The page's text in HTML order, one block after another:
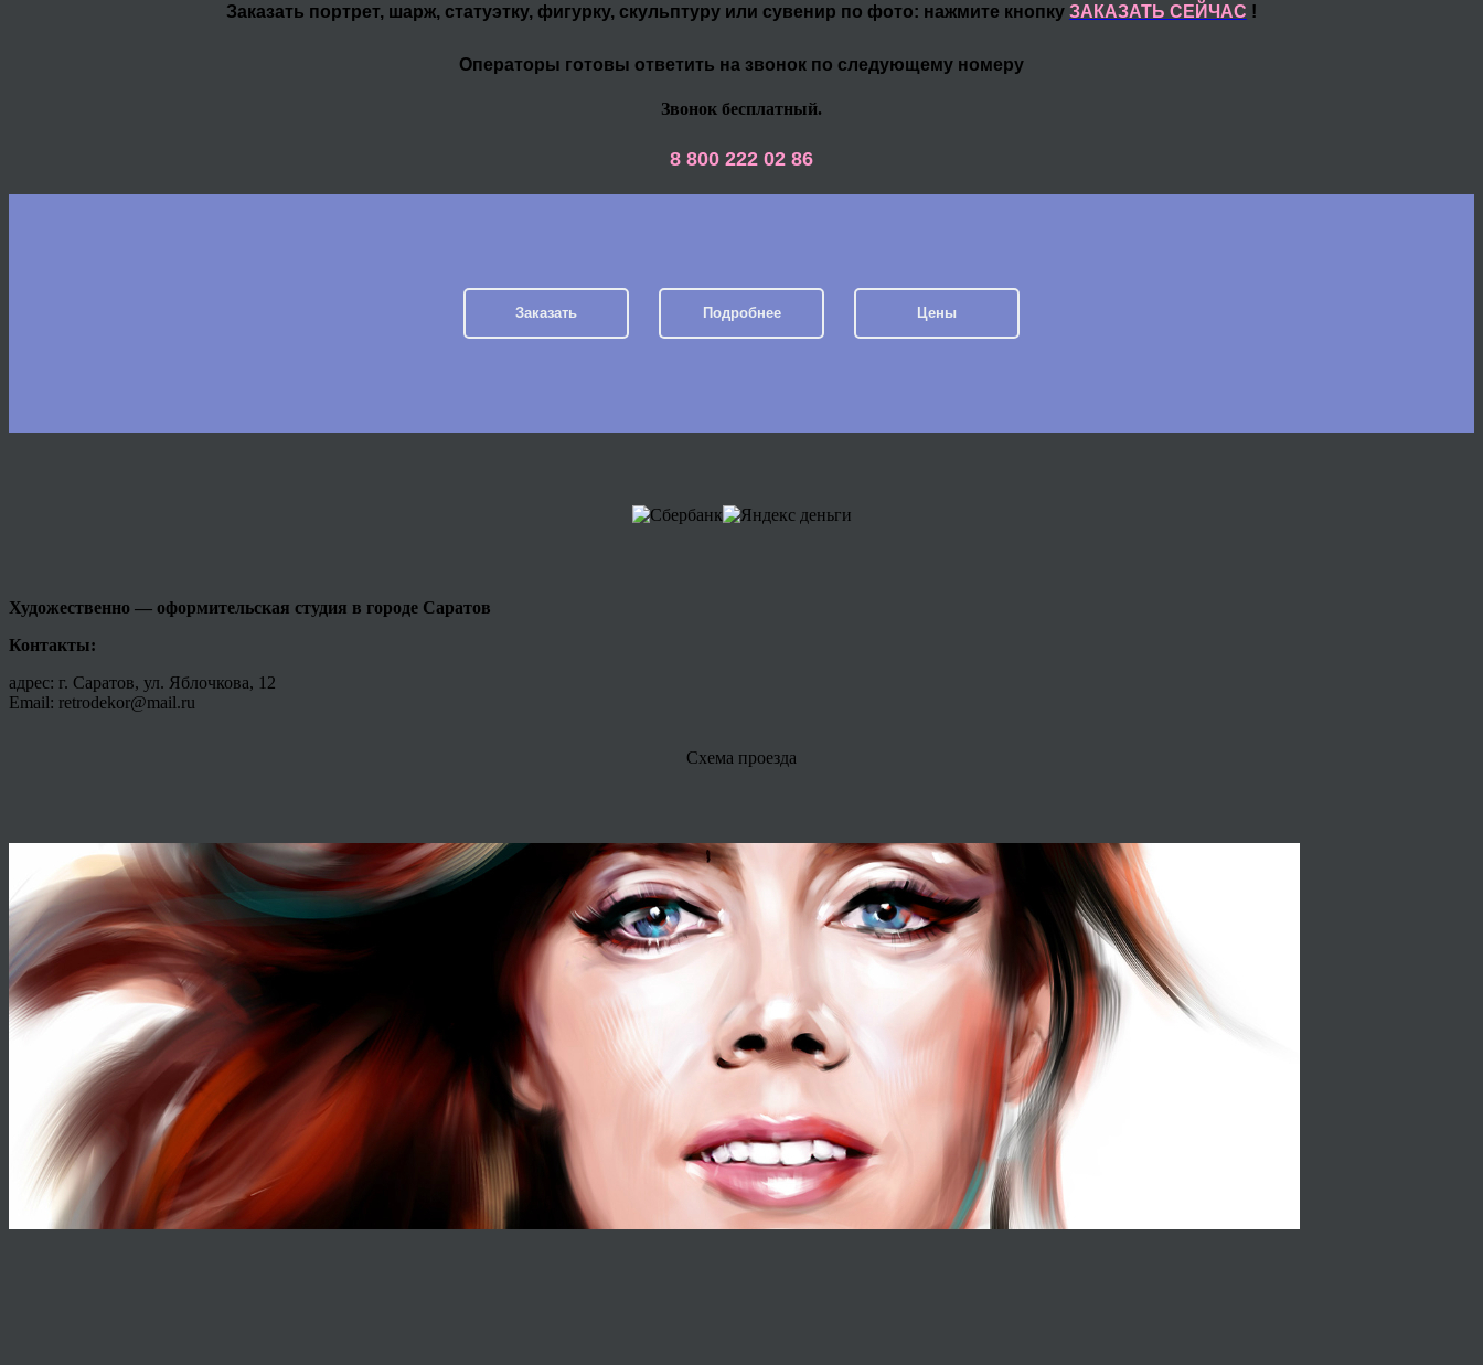
Заказать портрет, шарж, статуэтку, фигурку, скульптуру или сувенир по фото: нажмите кнопку ЗАКАЗАТЬ СЕЙЧАС !
Операторы готовы ответить на звонок по следующему номеру
Звонок бесплатный.
8 800 222 02 86
Заказать Подробнее Цены
Художественно — оформительская студия в городе Саратов
Контакты:
адрес: г. Саратов, ул. Яблочкова, 12
Email: retrodekor@mail.ru
Схема проезда